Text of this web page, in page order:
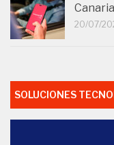
20/07/
SOLUCIONES